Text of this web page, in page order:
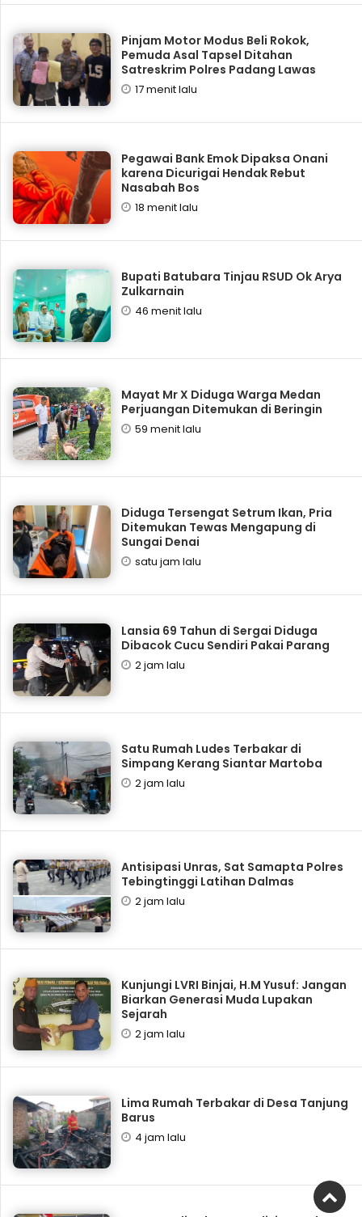
Pinjam Motor Modus Beli Rokok,
Pemuda Asal Tapsel Ditahan
Satreskrim Polres Padang Lawas
17 menit lalu
Pegawai Bank Emok Dipaksa Onani
karena Dicurigai Hendak Rebut
Nasabah Bos
18 menit lalu
Bupati Batubara Tinjau RSUD Ok Arya
Zulkarnain
46 menit lalu
Mayat Mr X Diduga Warga Medan
Perjuangan Ditemukan di Beringin
59 menit lalu
Diduga Tersengat Setrum Ikan, Pria
Ditemukan Tewas Mengapung di
Sungai Denai
satu jam lalu
Lansia 69 Tahun di Sergai Diduga
Dibacok Cucu Sendiri Pakai Parang
2 jam lalu
Satu Rumah Ludes Terbakar di
Simpang Kerang Siantar Martoba
2 jam lalu
Antisipasi Unras, Sat Samapta Polres
Tebingtinggi Latihan Dalmas
2 jam lalu
Kunjungi LVRI Binjai, H.M Yusuf: Jangan
Biarkan Generasi Muda Lupakan
Sejarah
2 jam lalu
Lima Rumah Terbakar di Desa Tanjung
Barus
4 jam lalu